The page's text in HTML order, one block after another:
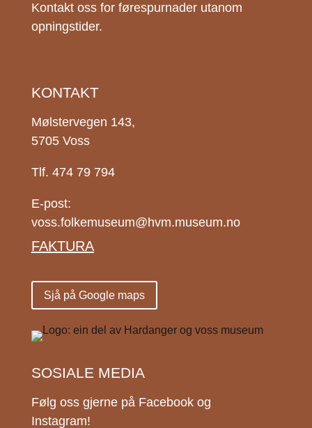
Kontakt oss for førespurnader utanom
opningstider.
KONTAKT
Mølstervegen 143,
5705 Voss
Tlf. 474 79 794
E-post:
voss.folkemuseum@hvm.museum.no
FAKTURA
Sjå på Google maps
SOSIALE MEDIA
Følg oss gjerne på Facebook og
Instagram!